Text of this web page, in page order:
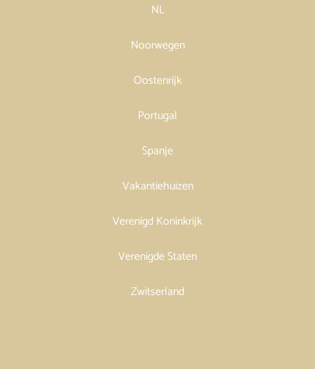
NL
Noorwegen
Oostenrijk
Portugal
Spanje
Vakantiehuizen
Verenigd Koninkrijk
Verenigde Staten
Zwitserland